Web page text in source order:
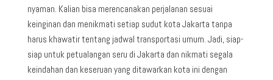
nyaman. Kalian bisa merencanakan perjalanan sesuai
keinginan dan menikmati setiap sudut kota Jakarta tanpa
harus khawatir tentang jadwal transportasi umum. Jadi, siap-
siap untuk petualangan seru di Jakarta dan nikmati segala
keindahan dan keseruan yang ditawarkan kota ini dengan